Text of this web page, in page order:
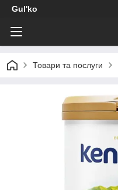
Gul'ko
Товари та послуги